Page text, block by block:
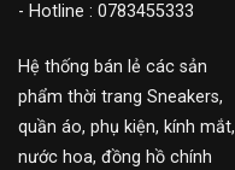
- Hotline : 0783455333
Hệ thống bán lẻ các sản
phẩm thời trang Sneakers,
quần áo, phụ kiện, kính mắt,
nước hoa, đồng hồ chính